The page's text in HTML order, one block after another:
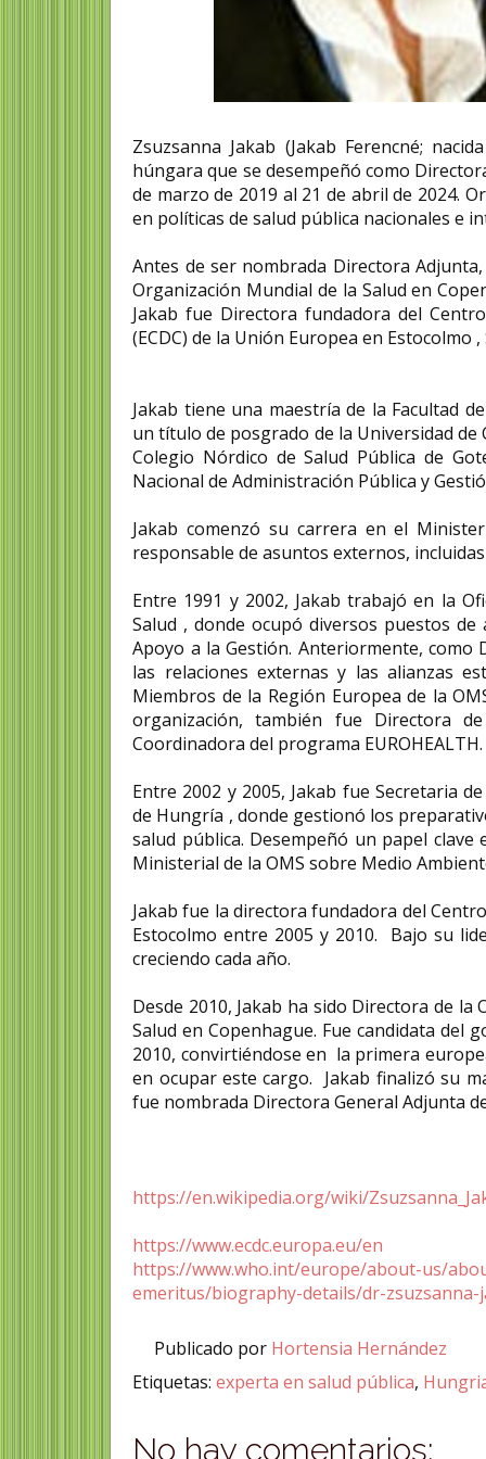
Zsuzsanna Jakab (Jakab Ferencné;
húngara que se desempeñó como
de marzo de 2019 al 21 de abril de 2024.
en políticas de salud pública nacionales e
Antes de ser nombrada Directora
Organización Mundial de la Salud en
Jakab fue Directora fundadora del
(ECDC) de la Unión Europea en Estocolmo
Jakab tiene una maestría de la Facultad
un título de posgrado de la Universidad de
Colegio Nórdico de Salud Pública de
Nacional de Administración Pública y
Jakab comenzó su carrera en el
responsable de asuntos externos,
Entre 1991 y 2002, Jakab trabajó en la
Salud , donde ocupó diversos puestos
Apoyo a la Gestión. Anteriormente,
las relaciones externas y las alianzas
Miembros de la Región Europea de la
organización, también fue Directora
Coordinadora del programa EUROHEALTH.
Entre 2002 y 2005, Jakab fue Secretaria
de Hungría , donde gestionó los
salud pública. Desempeñó un papel
Ministerial de la OMS sobre Medio
Jakab fue la directora fundadora del
Estocolmo entre 2005 y 2010. Bajo su
creciendo cada año.
Desde 2010, Jakab ha sido Directora de
Salud en Copenhague. Fue candidata
2010, convirtiéndose en la primera
en ocupar este cargo. Jakab finalizó su
fue nombrada Directora General Adjunta
https://en.wikipedia.org/wiki/
https://www.ecdc.europa.eu/en
https://www.who.int/europe/about-us/
emeritus/biography-details/dr-zsuzsanna-
Publicado por Hortensia Hernández
Etiquetas:experta en salud pública,
No hay comentarios: